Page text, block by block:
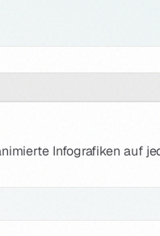
Infografiken auf